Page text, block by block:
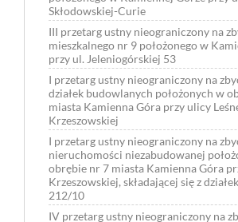
Skłodowskiej-Curie
III przetarg ustny nieograniczony na
mieszkalnego nr 9 położonego w
przy ul. Jeleniogórskiej 53
I przetarg ustny nieograniczony na
działek budowlanych położonych w
miasta Kamienna Góra przy ulicy
Krzeszowskiej
I przetarg ustny nieograniczony na
nieruchomości niezabudowanej
obrębie nr 7 miasta Kamienna Góra
Krzeszowskiej, składającej się z
212/10
IV przetarg ustny nieograniczony na